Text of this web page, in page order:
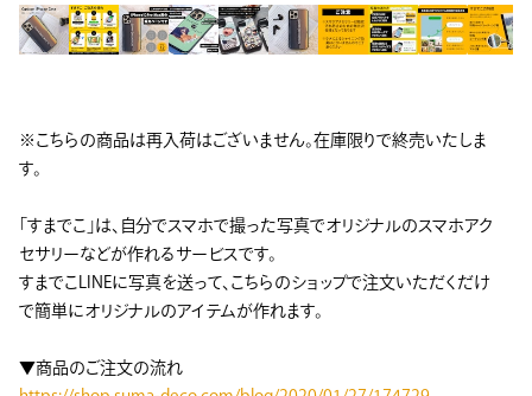
※こちらの商品は再入荷はございません。在庫限りで終売いたしま
す。
「すまでこ」は、自分でスマホで撮った写真でオリジナルのスマホアク
セサリーなどが作れるサービスです。
すまでこLINEに写真を送って、こちらのショップで注文いただくだけ
で簡単にオリジナルのアイテムが作れます。
▼商品のご注文の流れ